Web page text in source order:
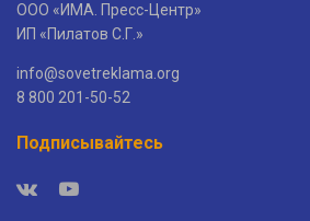
ООО «ИМА. Пресс-Центр»
ИП «Пилатов С.Г.»
info@sovetreklama.org
8 800 201-50-52
Подписывайтесь